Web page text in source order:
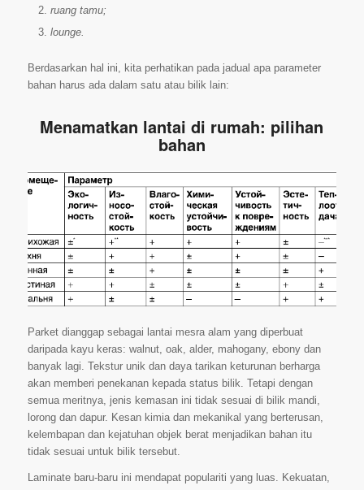
ruang tamu;
lounge.
Berdasarkan hal ini, kita perhatikan pada jadual apa parameter
bahan harus ada dalam satu atau bilik lain:
Menamatkan lantai di rumah: pilihan
bahan
Parket dianggap sebagai lantai mesra alam yang diperbuat
daripada kayu keras: walnut, oak, alder, mahogany, ebony dan
banyak lagi. Tekstur unik dan daya tarikan keturunan berharga
akan memberi penekanan kepada status bilik. Tetapi dengan
semua meritnya, jenis kemasan ini tidak sesuai di bilik mandi,
lorong dan dapur. Kesan kimia dan mekanikal yang berterusan,
kelembapan dan kejatuhan objek berat menjadikan bahan itu
tidak sesuai untuk bilik tersebut.
Laminate baru-baru ini mendapat populariti yang luas. Kekuatan,